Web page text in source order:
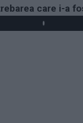
care i-a
Play